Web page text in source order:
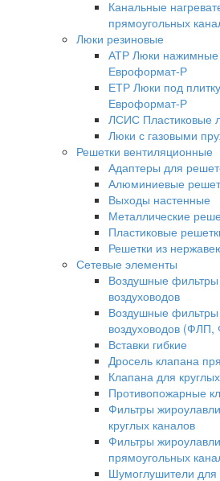
Канальные
прямоугольных
Люки резиновые
АТР Люки нажимные
Евроформат-Р
ЕТР Люки под
Евроформат-Р
ЛСИС Пластиковые
Люки с газовыми
Решетки вентиляционные
Адаптеры для
Алюминиевые
Выходы настенные
Металлические
Пластиковые
Решетки из
Сетевые элементы
Воздушные фильтры
воздуховодов
Воздушные
воздуховодов
Вставки гибкие
Дросель клапана
Клапана для
Противопожарные
Фильтры
круглых каналов
Фильтры
прямоугольных
Шумоглушители для